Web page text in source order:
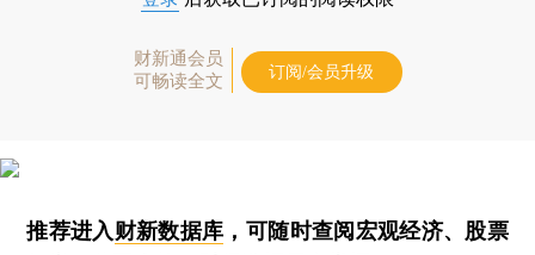
财新通会员
可畅读全文
订阅/会员升级
推荐进入财新数据库 ，可随时查阅宏观经济、股票